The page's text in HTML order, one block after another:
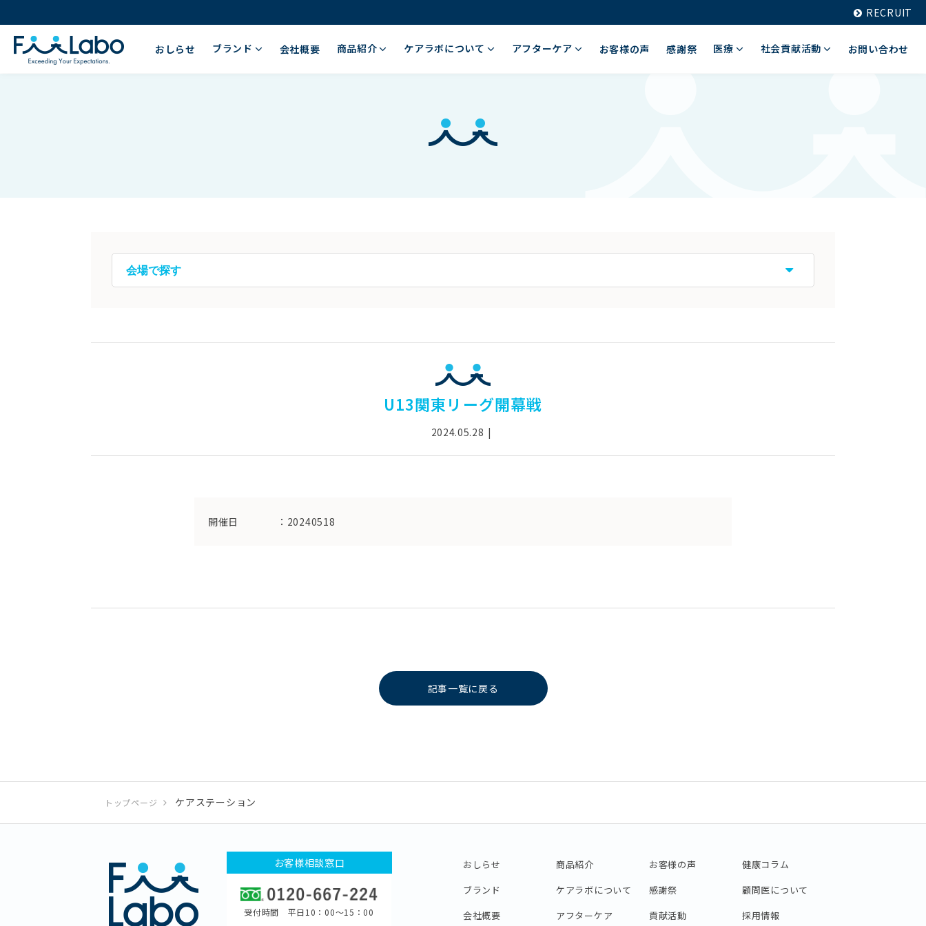
RECRUIT
おしらせ ブランド 会社概要 商品紹介 ケアラボについて アフターケア お客様の声 感謝祭 医療 社会貢献活動 お問い合わせ
U13関東リーグ開幕戦
2024.05.28
開催日 ：20240518
記事一覧に戻る
トップページ ケアステーション
お客様相談窓口
受付時間 平日10：00〜15：00
おしらせ
ブランド
会社概要
商品紹介
ケアラボについて
アフターケア
お客様の声
感謝祭
貢献活動
健康コラム
顧問医について
採用情報